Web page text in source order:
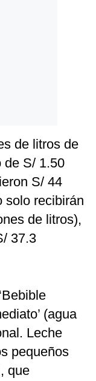
de litros de
de S/ 1.50
S/ 44
solo recibirán
de litros),
37.3
(agua
Leche
pequeños
que